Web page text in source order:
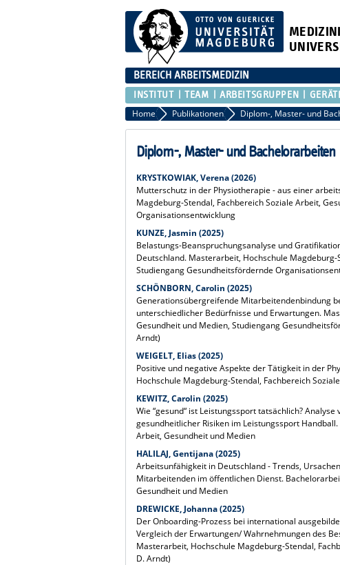
BEREICH ARBEITSMEDIZIN
INSTITUT TEAM ARBEITSGRUPPEN
Home Publikationen Diplom-, Master- und
Diplom-, Master- und Bachelorarbeiten
KRYSTKOWIAK, Verena (2026)
Mutterschutz in der Physiotherapie - aus einer
Magdeburg-Stendal, Fachbereich Soziale Arbeit,
Organisationsentwicklung
KUNZE, Jasmin (2025)
Belastungs-Beanspruchungsanalyse und
Deutschland. Masterarbeit, Hochschule
Studiengang Gesundheitsfördernde
SCHÖNBORN, Carolin (2025)
Generationsübergreifende Mitarbeitendenbindung
unterschiedlicher Bedürfnisse und Erwartungen.
Gesundheit und Medien, Studiengang
Arndt)
WEIGELT, Elias (2025)
Positive und negative Aspekte der Tätigkeit in der
Hochschule Magdeburg-Stendal, Fachbereich
KEWITZ, Carolin (2025)
Wie “gesund“ ist Leistungssport tatsächlich?
gesundheitlicher Risiken im Leistungssport
Arbeit, Gesundheit und Medien
HALILAJ, Gentijana (2025)
Arbeitsunfähigkeit in Deutschland - Trends,
Mitarbeitenden im öffentlichen Dienst.
Gesundheit und Medien
DREWICKE, Johanna (2025)
Der Onboarding-Prozess bei international
Vergleich der Erwartungen/ Wahrnehmungen des
Masterarbeit, Hochschule Magdeburg-Stendal,
D. Arndt)